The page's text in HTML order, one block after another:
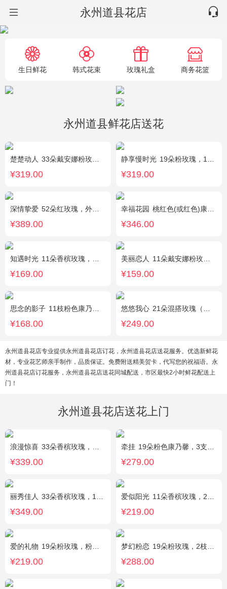
永州道县花店
生日鲜花 韩式花束 玫瑰礼盒 商务花篮
永州道县鲜花店送花
楚楚动人 33朵戴安娜粉玫瑰，相思梅搭配
¥319.00
静享慢时光 19朵粉玫瑰，1枝粉色绣球，粉色洋桔梗、白色乒乓菊、尤加利搭配
¥319.00
深情挚爱 52朵红玫瑰，外围相思梅
¥389.00
幸福花园 桃红色(或红色)康乃馨18枝，桃红色(或红色)玫瑰18枝，粉色康乃馨12枝，粉色多头小康乃馨9枝，点缀适量绿叶、叶上黄金等。
¥346.00
知遇时光 11朵香槟玫瑰，白桔梗、尤加利、满天星间插
¥169.00
美丽恋人 11朵戴安娜粉玫瑰，粉色满天星、尤加利绿叶搭配
¥159.00
思念的影子 11枝粉色康乃馨，黄莺、勿忘我间插点缀
¥168.00
悠悠我心 21朵混搭玫瑰（粉玫瑰+紫玫瑰），绿叶搭配
¥249.00
永州道县花店专业提供永州道县花店订花，永州道县花店送花服务。优选新鲜花
材，专业花艺师亲手制作，品质保证。免费附送精美贺卡，代写您的祝福语。永
州道县花店订花服务，永州道县花店送花同城配送，市区最快2小时鲜花配送上
门！
永州道县花店送花上门
浪漫惊喜 33朵香槟玫瑰，白桔梗、尤加利间插
¥339.00
牵挂 19朵粉色康乃馨，3支多头粉百合，黄莺搭配
¥279.00
丽秀佳人 33朵香槟玫瑰，1条灯带，桔梗、绿叶搭配
¥349.00
爱似阳光 11朵香槟玫瑰，2朵向日葵，桔梗、配花、绿叶搭配
¥219.00
爱的礼物 19朵粉玫瑰，粉色满天星搭配
¥219.00
梦幻粉恋 19朵粉玫瑰，2枝白色香水百合、尤加利叶搭配
¥288.00